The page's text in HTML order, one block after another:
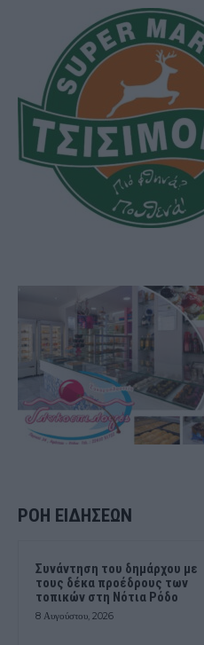
ΡΟΗ ΕΙΔΗΣΕΩΝ
Συνάντηση του δημάρχου με
τους δέκα προέδρους των
τοπικών στη Νότια Ρόδο
8 Αυγούστου, 2026